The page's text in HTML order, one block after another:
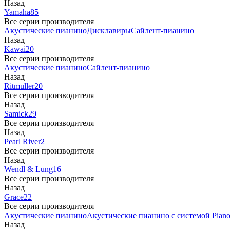
Назад
Yamaha85
Все серии производителя
Акустические пианиноДисклавирыСайлент-пианино
Назад
Kawai20
Все серии производителя
Акустические пианиноСайлент-пианино
Назад
Ritmuller20
Все серии производителя
Назад
Samick29
Все серии производителя
Назад
Pearl River2
Все серии производителя
Назад
Wendl & Lung16
Все серии производителя
Назад
Grace22
Все серии производителя
Акустические пианиноАкустические пианино с системой
Назад